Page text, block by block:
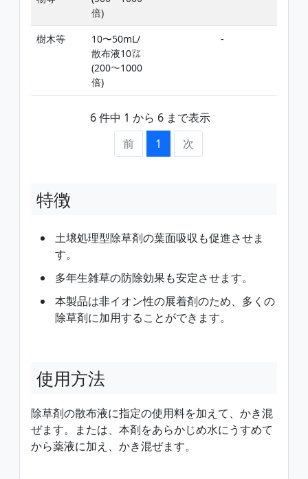
倍)
樹木等
10〜50mL/
散布液10㍑
(200〜1000
倍)
-
6 件中 1 から 6 まで表示
前
1 次
特徴
土壌処理型除草剤の葉面吸収も促進させま
す。
多年生雑草の防除効果も安定させます。
本製品は非イオン性の展着剤のため、多くの
除草剤に加用することができます。
使用方法
除草剤の散布液に指定の使用料を加えて、かき混
ぜます。または、本剤をあらかじめ水にうすめて
から薬液に加え、かき混ぜます。